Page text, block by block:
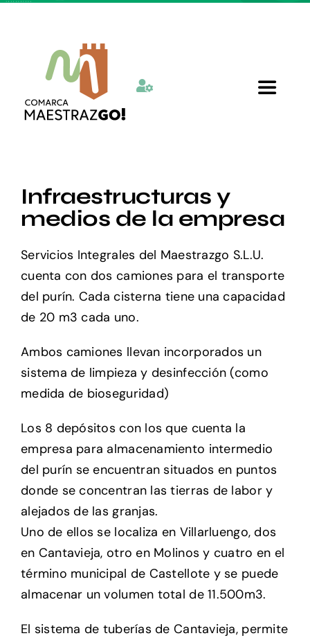
Toggle
Quienes somos
Actualidad
Setas
Contacto
Infraestructuras y
medios de la empresa
Servicios Integrales del Maestrazgo S.L.U.
cuenta con dos camiones para el transporte
del purín. Cada cisterna tiene una capacidad
de 20 m3 cada uno.
Ambos camiones llevan incorporados un
sistema de limpieza y desinfección (como
medida de bioseguridad)
Los 8 depósitos con los que cuenta la
empresa para almacenamiento intermedio
del purín se encuentran situados en puntos
donde se concentran las tierras de labor y
alejados de las granjas.
Uno de ellos se localiza en Villarluengo, dos
en Cantavieja, otro en Molinos y cuatro en el
término municipal de Castellote y se puede
almacenar un volumen total de 11.500m3.
El sistema de tuberías de Cantavieja, permite